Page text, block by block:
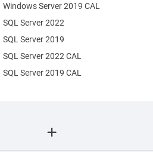
SQL Server 2022
SQL Server 2019
Windows Server 2019 CAL
SQL Server 2022 CAL
SQL Server 2019 CAL